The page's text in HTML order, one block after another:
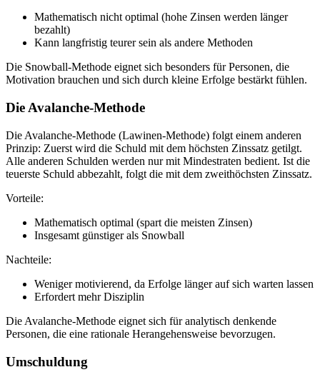
Mathematisch nicht optimal (hohe Zinsen werden länger
bezahlt)
Kann langfristig teurer sein als andere Methoden
Die Snowball-Methode eignet sich besonders für Personen, die
Motivation brauchen und sich durch kleine Erfolge bestärkt fühlen.
Die Avalanche-Methode
Die Avalanche-Methode (Lawinen-Methode) folgt einem anderen
Prinzip: Zuerst wird die Schuld mit dem höchsten Zinssatz getilgt.
Alle anderen Schulden werden nur mit Mindestraten bedient. Ist die
teuerste Schuld abbezahlt, folgt die mit dem zweithöchsten Zinssatz.
Vorteile:
Mathematisch optimal (spart die meisten Zinsen)
Insgesamt günstiger als Snowball
Nachteile:
Weniger motivierend, da Erfolge länger auf sich warten lassen
Erfordert mehr Disziplin
Die Avalanche-Methode eignet sich für analytisch denkende
Personen, die eine rationale Herangehensweise bevorzugen.
Umschuldung